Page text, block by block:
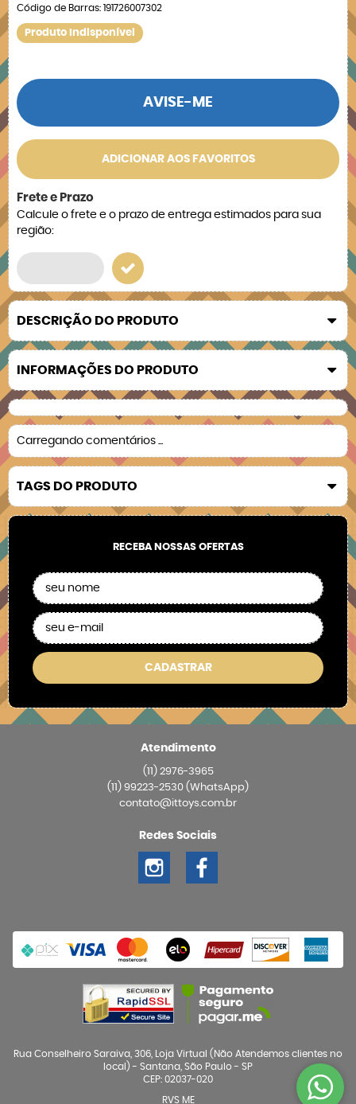
Código de Barras: 191726007302
Produto Indisponível
AVISE-ME
ADICIONAR AOS FAVORITOS
Frete e Prazo
Calcule o frete e o prazo de entrega estimados para sua
região:
DESCRIÇÃO DO PRODUTO
INFORMAÇÕES DO PRODUTO
Carregando comentários ...
TAGS DO PRODUTO
RECEBA NOSSAS OFERTAS
CADASTRAR
Atendimento
(11)2976-3965
(11) 99223-2530 (WhatsApp)
contato@ittoys.com.br
Redes Sociais
Rua Conselheiro Saraiva, 306, Loja Virtual (Não Atendemos clientes no
local) - Santana, São Paulo - SP
CEP: 02037-020
RVS ME